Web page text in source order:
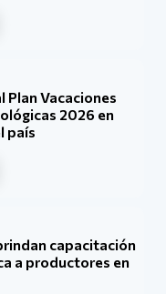
Plan Vacaciones
2026 en
país
capacitación
a productores en